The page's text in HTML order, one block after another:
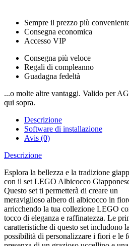
Sempre il prezzo più
Consegna economica
Accesso VIP
Consegna più veloce
Regali di compleanno
Guadagna fedeltà
...o molte altre vantaggi. Valido per
qui sopra.
Descrizione
Software di installazione
Avis (0)
Descrizione
Esplora la bellezza e la tradizione
con il set LEGO Albicocco
Questo set ti permetterà di creare un
meraviglioso albero di albicocco in
arricchendo la tua collezione LEGO
tocco di eleganza e raffinatezza. Le
caratteristiche di questo set includono la
possibilità di personalizzare i fiori e le